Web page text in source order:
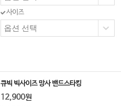
사이즈
큐빅 빅사이즈 망사 밴드스타킹
12,900원